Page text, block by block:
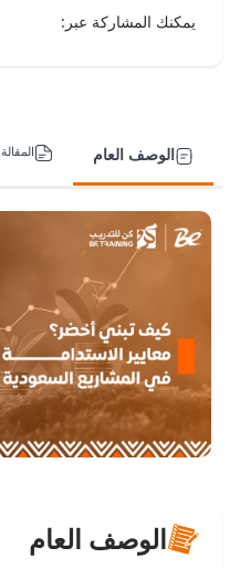
الوصف العام المقالة
الوصف العام
يمكنك المشاركة عبر: